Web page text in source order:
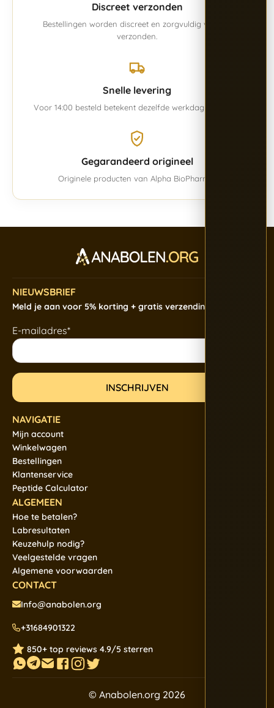
Discreet verzonden
Bestellingen worden discreet en zorgvuldig verpakt
verzonden.
Snelle levering
Voor 14:00 besteld betekent dezelfde werkdag verwerkt.
Gegarandeerd origineel
Originele producten van Alpha BioPharma.
NIEUWSBRIEF
Meld je aan voor 5% korting + gratis verzending
E-mailadres*
NAVIGATIE
Mijn account
Winkelwagen
Bestellingen
Klantenservice
Peptide Calculator
ALGEMEEN
Hoe te betalen?
Labresultaten
Keuzehulp nodig?
Veelgestelde vragen
Algemene voorwaarden
CONTACT
Info@anabolen.org
+31684901322
850+ top reviews 4.9/5 sterren
© Anabolen.org 2026